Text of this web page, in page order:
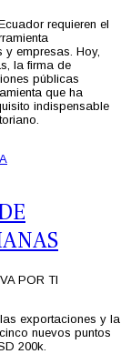
requieren el
empresas. Hoy,
la firma de
públicas
que ha
indispensable
POR TI
exportaciones y la
nuevos puntos
200k.